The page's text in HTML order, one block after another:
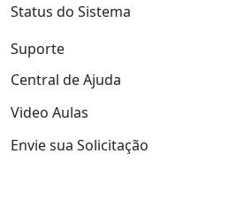
Status do Sistema
Suporte
Central de Ajuda
Video Aulas
Envie sua Solicitação